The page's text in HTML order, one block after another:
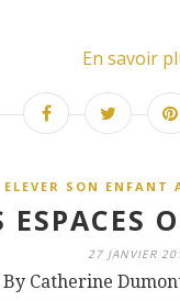
En savoir
ELEVER SON ENFANT
ESPACES
27 JANVIER
By Catherine